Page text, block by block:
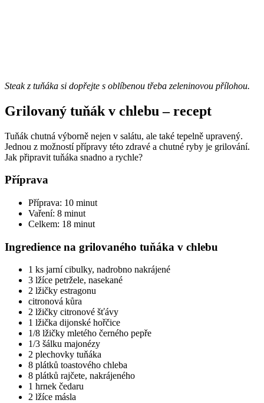
Steak z tuňáka si dopřejte s oblíbenou třeba zeleninovou přílohou.
Grilovaný tuňák v chlebu – recept
Tuňák chutná výborně nejen v salátu, ale také tepelně upravený.
Jednou z možností přípravy této zdravé a chutné ryby je grilování.
Jak připravit tuňáka snadno a rychle?
Příprava
Příprava: 10 minut
Vaření: 8 minut
Celkem: 18 minut
Ingredience na grilovaného tuňáka v chlebu
1 ks jarní cibulky, nadrobno nakrájené
3 lžíce petržele, nasekané
2 lžičky estragonu
citronová kůra
2 lžičky citronové šťávy
1 lžička dijonské hořčice
1/8 lžičky mletého černého pepře
1/3 šálku majonézy
2 plechovky tuňáka
8 plátků toastového chleba
8 plátků rajčete, nakrájeného
1 hrnek čedaru
2 lžíce másla